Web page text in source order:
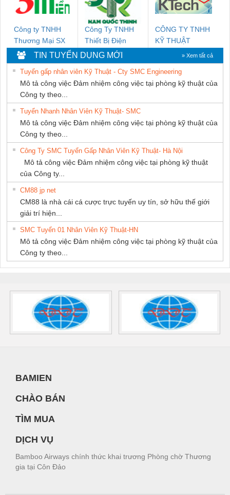
PHÁT
Công ty TNHH
Thương Mại SX
Ba Miền
Công Ty TNHH
Thiết Bị Điện
Nam Quốc Thịnh
CÔNG TY TNHH
KỸ THUẬT
KTECH VIỆT
NAM
TIN TUYỂN DỤNG MỚI » Xem tất cả
Tuyển gấp nhân viên Kỹ Thuật - Cty SMC Engineering
Mô tả công việc Đảm nhiệm công việc tại phòng kỹ thuật của
Công ty theo...
Tuyển Nhanh Nhân Viên Kỹ Thuật- SMC
Mô tả công việc Đảm nhiệm công việc tại phòng kỹ thuật của
Công ty theo...
Công Ty SMC Tuyển Gấp Nhân Viên Kỹ Thuật- Hà Nội
Mô tả công việc Đảm nhiệm công việc tại phòng kỹ thuật
của Công ty...
CM88 jp net
CM88 là nhà cái cá cược trực tuyến uy tín, sở hữu thế giới
giải trí hiện...
SMC Tuyển 01 Nhân Viên Kỹ Thuật-HN
Mô tả công việc Đảm nhiệm công việc tại phòng kỹ thuật của
Công ty theo...
BAMIEN
CHÀO BÁN
TÌM MUA
DỊCH VỤ
Bamboo Airways chính thức khai trương Phòng chờ Thương
gia tại Côn Đảo